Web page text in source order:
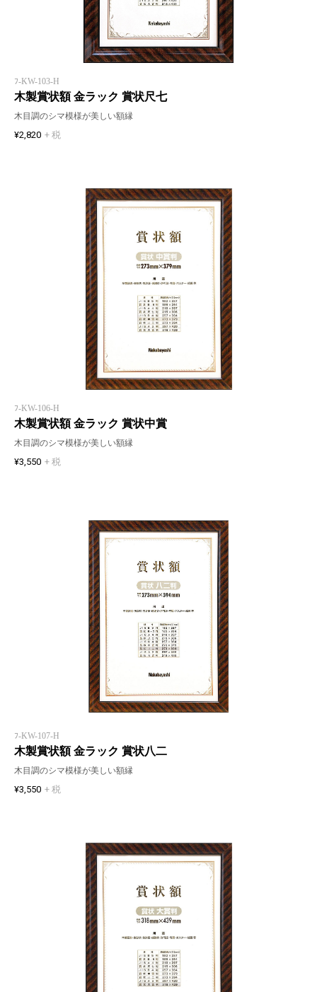
ﾌ-KW-103-H
木製賞状額 金ラック 賞状尺七
木目調のシマ模様が美しい額縁
¥2,820 + 税
ﾌ-KW-106-H
木製賞状額 金ラック 賞状中賞
木目調のシマ模様が美しい額縁
¥3,550 + 税
ﾌ-KW-107-H
木製賞状額 金ラック 賞状八二
木目調のシマ模様が美しい額縁
¥3,550 + 税